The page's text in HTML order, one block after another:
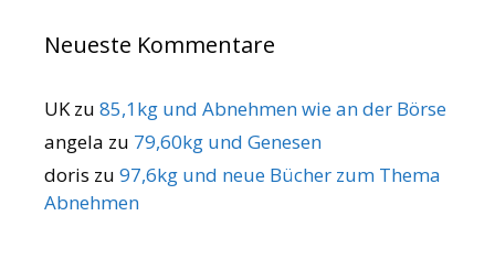
Neueste Kommentare
UKzu 85,1kg und Abnehmen wie an der Börse
angela zu 79,60kg und Genesen
doris zu 97,6kg und neue Bücher zum Thema
Abnehmen